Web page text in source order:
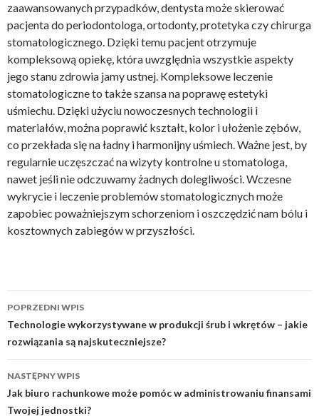
zaawansowanych przypadków, dentysta może skierować
pacjenta do periodontologa, ortodonty, protetyka czy chirurga
stomatologicznego. Dzięki temu pacjent otrzymuje
kompleksową opiekę, która uwzględnia wszystkie aspekty
jego stanu zdrowia jamy ustnej. Kompleksowe leczenie
stomatologiczne to także szansa na poprawę estetyki
uśmiechu. Dzięki użyciu nowoczesnych technologii i
materiałów, można poprawić kształt, kolor i ułożenie zębów,
co przekłada się na ładny i harmonijny uśmiech. Ważne jest, by
regularnie uczęszczać na wizyty kontrolne u stomatologa,
nawet jeśli nie odczuwamy żadnych dolegliwości. Wczesne
wykrycie i leczenie problemów stomatologicznych może
zapobiec poważniejszym schorzeniom i oszczędzić nam bólu i
kosztownych zabiegów w przyszłości.
Zobacz
wpisy
POPRZEDNI WPIS
Technologie wykorzystywane w produkcji śrub i wkrętów – jakie
rozwiązania są najskuteczniejsze?
NASTĘPNY WPIS
Jak biuro rachunkowe może pomóc w administrowaniu finansami
Twojej jednostki?